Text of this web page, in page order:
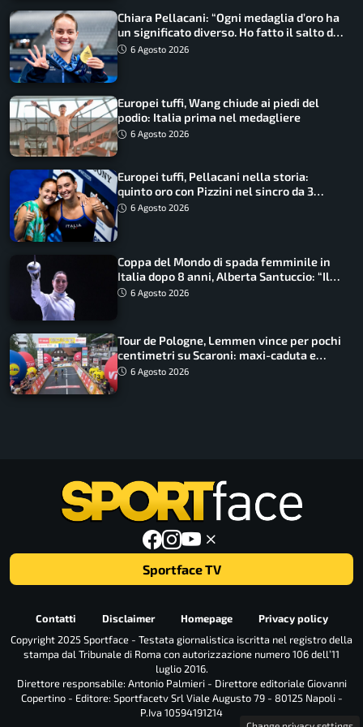
Chiara Pellacani: “Ogni medaglia d’oro ha
un significato diverso. Ho fatto il salto di
qualità”
6 Agosto 2026
Europei tuffi, Wang chiude ai piedi del
podio: Italia prima nel medagliere
6 Agosto 2026
Europei tuffi, Pellacani nella storia:
quinto oro con Pizzini nel sincro da 3
metri
6 Agosto 2026
Coppa del Mondo di spada femminile in
Italia dopo 8 anni, Alberta Santuccio: “Il
lavoro dà sempre i suoi frutti”
6 Agosto 2026
Tour de Pologne, Lemmen vince per pochi
centimetri su Scaroni: maxi-caduta e
tappa accorciata
6 Agosto 2026
Sportface TV
Contatti Disclaimer Homepage
Privacy policy
Copyright 2025 Sportface - Testata giornalistica iscritta nel registro della
stampa dal Tribunale di Roma con autorizzazione numero 106 dell’11
luglio 2016.
Direttore responsabile: Antonio Palmieri - Direttore editoriale Giovanni
Copertino - Editore: Sportfacetv Srl Viale Augusto 79 - 80125 Napoli -
P.Iva 10594191214